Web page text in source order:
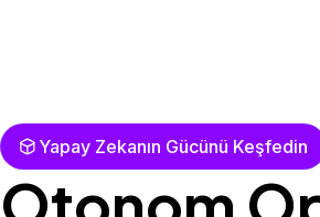
Yapay Zekanın Gücünü Keşfedin